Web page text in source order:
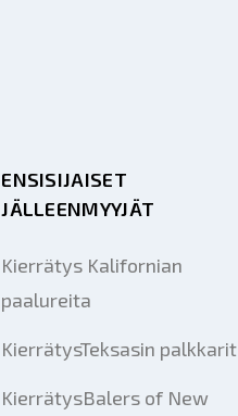
ENSISIJAISET
JÄLLEENMYYJÄT
Kierrätys Kalifornian
paalureita
KierrätysTeksasin palkkarit
KierrätysBalers of New